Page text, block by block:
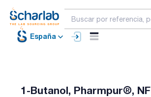
España
1-Butanol, Pharmpur®, NF